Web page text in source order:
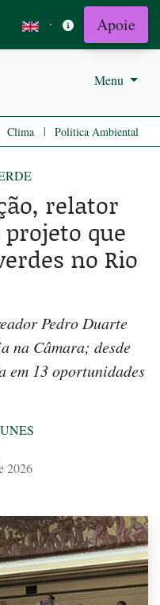
· Apoie
Menu
Clima | Politica Ambiental
relator
que
no Rio
Pedro Duarte
na Câmara; desde
em 13 oportunidades
2026